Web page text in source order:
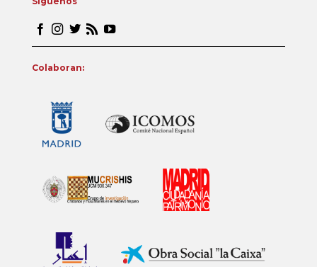
Colaboran: